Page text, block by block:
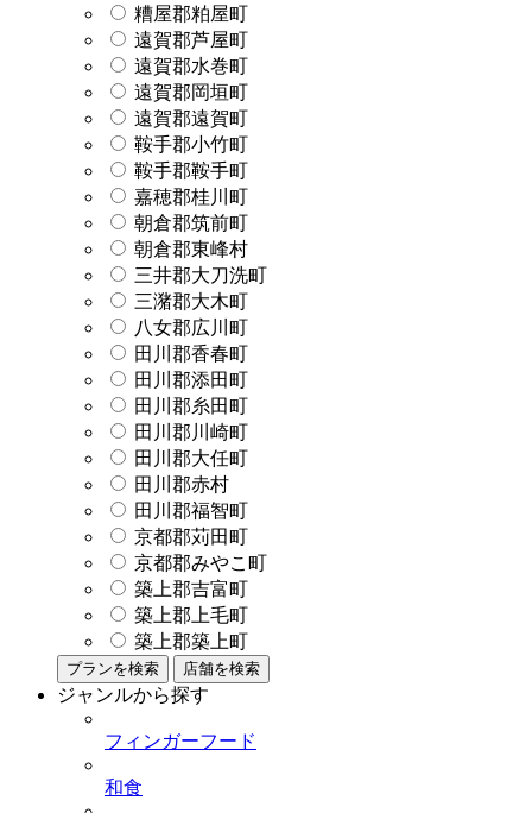
糟屋郡粕屋町
遠賀郡芦屋町
遠賀郡水巻町
遠賀郡岡垣町
遠賀郡遠賀町
鞍手郡小竹町
鞍手郡鞍手町
嘉穂郡桂川町
朝倉郡筑前町
朝倉郡東峰村
三井郡大刀洗町
三潴郡大木町
八女郡広川町
田川郡香春町
田川郡添田町
田川郡糸田町
田川郡川崎町
田川郡大任町
田川郡赤村
田川郡福智町
京都郡苅田町
京都郡みやこ町
築上郡吉富町
築上郡上毛町
築上郡築上町
プランを検索 店舗を検索
ジャンルから探す
フィンガーフード
和食